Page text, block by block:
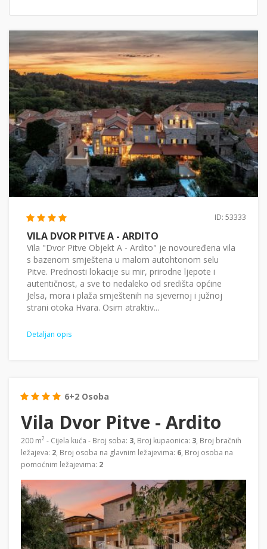
ID: 53333
VILA DVOR PITVE A - ARDITO
Vila "Dvor Pitve Objekt A - Ardito" je novouređena vila
s bazenom smještena u malom autohtonom selu
Pitve. Prednosti lokacije su mir, prirodne ljepote i
autentičnost, a sve to nedaleko od središta općine
Jelsa, mora i plaža smještenih na sjevernoj i južnoj
strani otoka Hvara. Osim atraktiv...
Detaljan opis
6+2 Osoba
Vila Dvor Pitve - Ardito
200 m2 - Cijela kuća - Broj soba: 3, Broj kupaonica: 3, Broj bračnih
ležajeva: 2, Broj osoba na glavnim ležajevima: 6, Broj osoba na
pomoćnim ležajevima: 2